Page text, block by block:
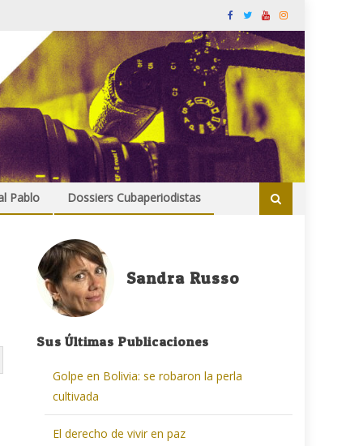
Pablo Dossiers Cubaperiodistas
Sandra Russo
Sus Últimas Publicaciones
Golpe en Bolivia: se robaron la perla
cultivada
El derecho de vivir en paz